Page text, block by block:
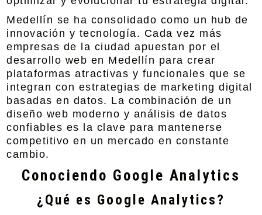
Medellín se ha consolidado como un hub de
innovación y tecnología. Cada vez más
empresas de la ciudad apuestan por el
desarrollo web en Medellín para crear
plataformas atractivas y funcionales que se
integran con estrategias de marketing digital
basadas en datos. La combinación de un
diseño web moderno y análisis de datos
confiables es la clave para mantenerse
competitivo en un mercado en constante
cambio.
Conociendo Google Analytics
¿Qué es Google Analytics?